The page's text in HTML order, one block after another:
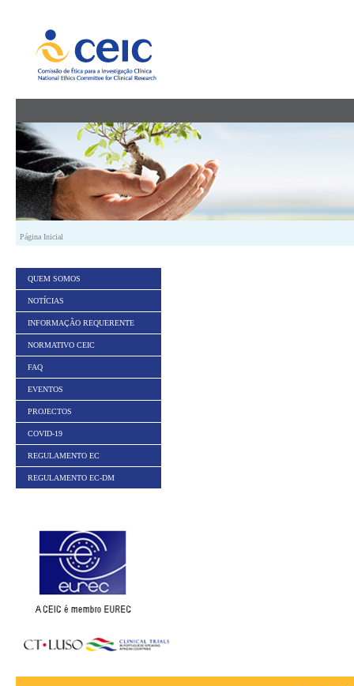
Página Inicial
QUEM SOMOS
NOTÍCIAS
INFORMAÇÃO REQUERENTE
NORMATIVO CEIC
FAQ
EVENTOS
PROJECTOS
COVID-19
REGULAMENTO EC
REGULAMENTO EC-DM